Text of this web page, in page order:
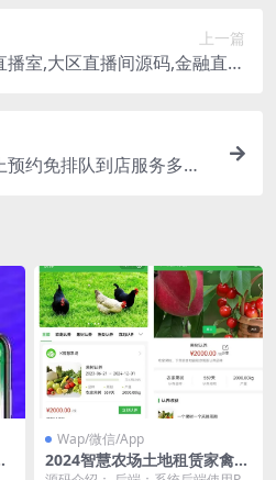
上一篇
室,大区直播间源码,金融直播
预约免排队到店服务多店
Wap/微信/App
2024智慧农场土地租赁家禽认